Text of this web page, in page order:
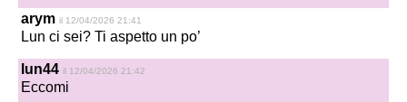
arym il 12/04/2026 21:41
Lun ci sei? Ti aspetto un po’
lun44 il 12/04/2026 21:42
Eccomi